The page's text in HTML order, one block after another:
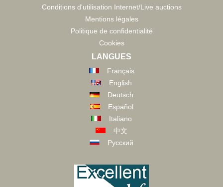
Conditions d'utilisation Internet/Live auctions
Mentions légales
Politique de confidentialité
Cookies
LANGUES
Français
English
Deutsch
Español
Italiano
中文
Русский